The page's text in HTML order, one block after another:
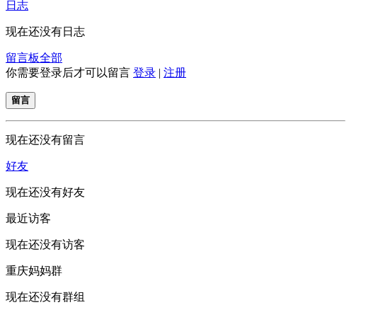
日志
现在还没有日志
留言板全部
你需要登录后才可以留言 登录 | 注册
留言
现在还没有留言
好友
现在还没有好友
最近访客
现在还没有访客
重庆妈妈群
现在还没有群组